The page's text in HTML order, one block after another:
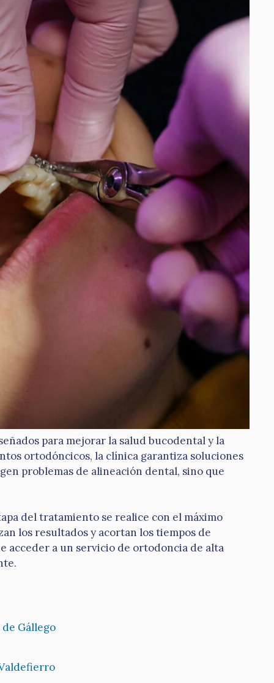
para mejorar la salud bucodental y la
ortodóncicos, la clínica garantiza soluciones
problemas de alineación dental, sino que
del tratamiento se realice con el máximo
los resultados y acortan los tiempos de
acceder a un servicio de ortodoncia de alta
Gállego